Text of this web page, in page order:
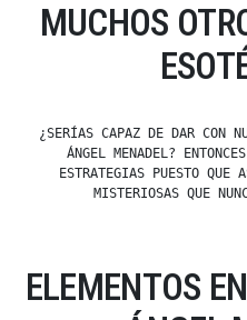
MUCHOS
¿SERÍAS CAPAZ DE DAR CON
ÁNGEL MENADEL?
ESTRATEGIAS PUESTO QUE
MISTERIOSAS QUE
ELEMENTOS